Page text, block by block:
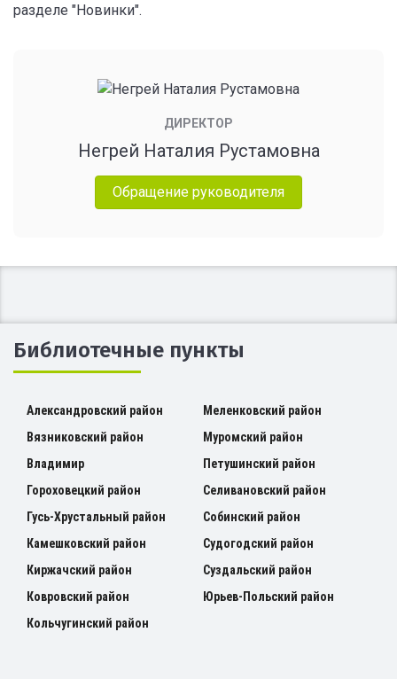
разделе "Новинки".
ДИРЕКТОР
Негрей Наталия Рустамовна
Обращение руководителя
Библиотечные пункты
Александровский район
Вязниковский район
Владимир
Гороховецкий район
Гусь-Хрустальный район
Камешковский район
Киржачский район
Ковровский район
Кольчугинский район
Меленковский район
Муромский район
Петушинский район
Селивановский район
Собинский район
Судогодский район
Суздальский район
Юрьев-Польский район